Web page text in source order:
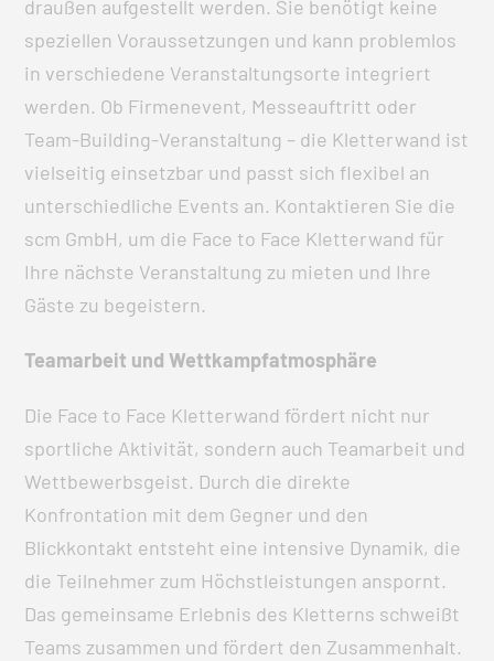
draußen aufgestellt werden. Sie benötigt keine
speziellen Voraussetzungen und kann problemlos
in verschiedene Veranstaltungsorte integriert
werden. Ob Firmenevent, Messeauftritt oder
Team-Building-Veranstaltung – die Kletterwand ist
vielseitig einsetzbar und passt sich flexibel an
unterschiedliche Events an. Kontaktieren Sie die
scm GmbH, um die Face to Face Kletterwand für
Ihre nächste Veranstaltung zu mieten und Ihre
Gäste zu begeistern.
Teamarbeit und Wettkampfatmosphäre
Die Face to Face Kletterwand fördert nicht nur
sportliche Aktivität, sondern auch Teamarbeit und
Wettbewerbsgeist. Durch die direkte
Konfrontation mit dem Gegner und den
Blickkontakt entsteht eine intensive Dynamik, die
die Teilnehmer zum Höchstleistungen anspornt.
Das gemeinsame Erlebnis des Kletterns schweißt
Teams zusammen und fördert den Zusammenhalt.